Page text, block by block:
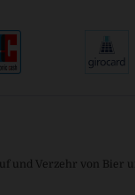
und Verzehr von Bier